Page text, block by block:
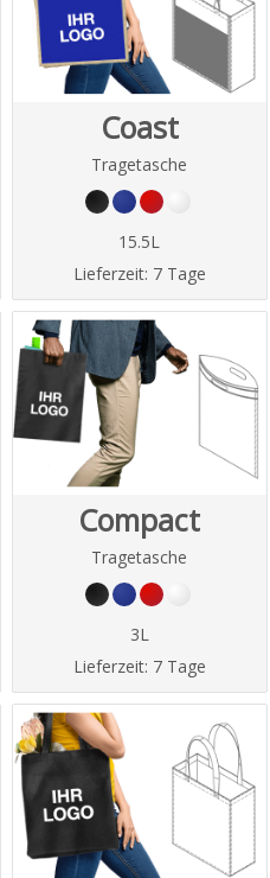
Coast
Tragetasche
15.5L
Lieferzeit: 7 Tage
Compact
Tragetasche
3L
Lieferzeit: 7 Tage